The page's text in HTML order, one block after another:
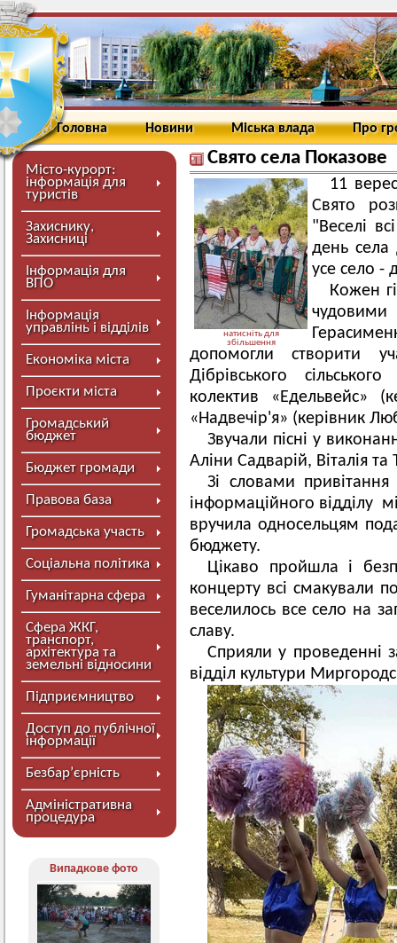
Головна Новини Міська влада Про
Місто-курорт:
інформація для
туристів
Захиснику,
Захисниці
Інформація для
ВПО
Інформація
управлінь і відділів
Економіка міста
Проєкти міста
Громадський
бюджет
Бюджет громади
Правова база
Громадська участь
Соціальна політика
Гуманітарна сфера
Сфера ЖКГ,
транспорт,
архітектура та
земельні відносини
Підприємництво
Доступ до публічної
інформації
Безбар’єрність
Адміністративна
процедура
Випадкове фото
Свято села Показове
натисніть для
збільшення
11
Свято
"Веселі
день села
усе село -
Кожен
чудовими
допомогли створити
Дібрівського
колектив «Едельвейс»
«Надвечір'я» (керівник
Звучали пісні у
Аліни Садварій, Віталія
Зі словами привітання
інформаційного відділу
вручила односельцям
бюджету.
Цікаво пройшла і
концерту всі смакували
веселилось все село на
славу.
Сприяли у проведенні
відділ культури